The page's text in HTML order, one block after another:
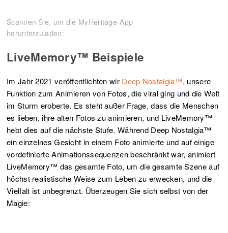
Scannen Sie, um die MyHeritage-App
herunterzuladen:
LiveMemory™ Beispiele
Im Jahr 2021 veröffentlichten wir Deep Nostalgia™, unsere
Funktion zum Animieren von Fotos, die viral ging und die Welt
im Sturm eroberte. Es steht außer Frage, dass die Menschen
es lieben, ihre alten Fotos zu animieren, und LiveMemory™
hebt dies auf die nächste Stufe. Während Deep Nostalgia™
ein einzelnes Gesicht in einem Foto animierte und auf einige
vordefinierte Animationssequenzen beschränkt war, animiert
LiveMemory™ das gesamte Foto, um die gesamte Szene auf
höchst realistische Weise zum Leben zu erwecken, und die
Vielfalt ist unbegrenzt. Überzeugen Sie sich selbst von der
Magie: